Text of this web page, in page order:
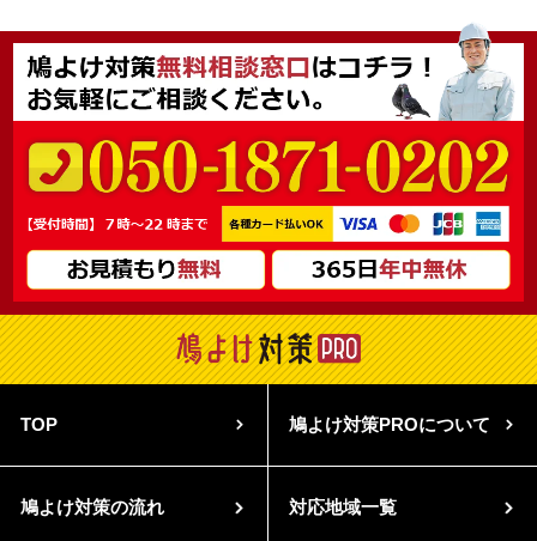
TOP 鳩よけ対策PROについて
鳩よけ対策の流れ 対応地域一覧